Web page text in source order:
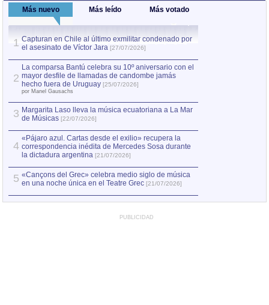
Más nuevo Más leído Más votado
1 Capturan en Chile al último exmilitar condenado por
el asesinato de Víctor Jara [27/07/2026]
2
La comparsa Bantú celebra su 10º aniversario con el
mayor desfile de llamadas de candombe jamás
hecho fuera de Uruguay [25/07/2026]
por Manel Gausachs
3 Margarita Laso lleva la música ecuatoriana a La Mar
de Músicas [22/07/2026]
4
«Pájaro azul. Cartas desde el exilio» recupera la
correspondencia inédita de Mercedes Sosa durante
la dictadura argentina [21/07/2026]
5 «Cançons del Grec» celebra medio siglo de música
en una noche única en el Teatre Grec [21/07/2026]
PUBLICIDAD